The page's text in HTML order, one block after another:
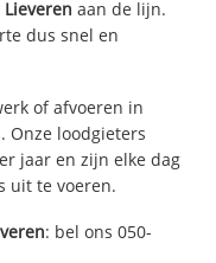
Lieveren aan de lijn.
dus snel en
of afvoeren in
Onze loodgieters
jaar en zijn elke dag
uit te voeren.
: bel ons 050-